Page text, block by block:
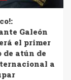
Galeón
el primer
de atún de
a